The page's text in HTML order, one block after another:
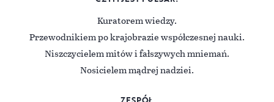
Kuratorem wiedzy.
Przewodnikiem po krajobrazie współczesnej nauki.
Niszczycielem mitów i fałszywych mniemań.
Nosicielem mądrej nadziei.